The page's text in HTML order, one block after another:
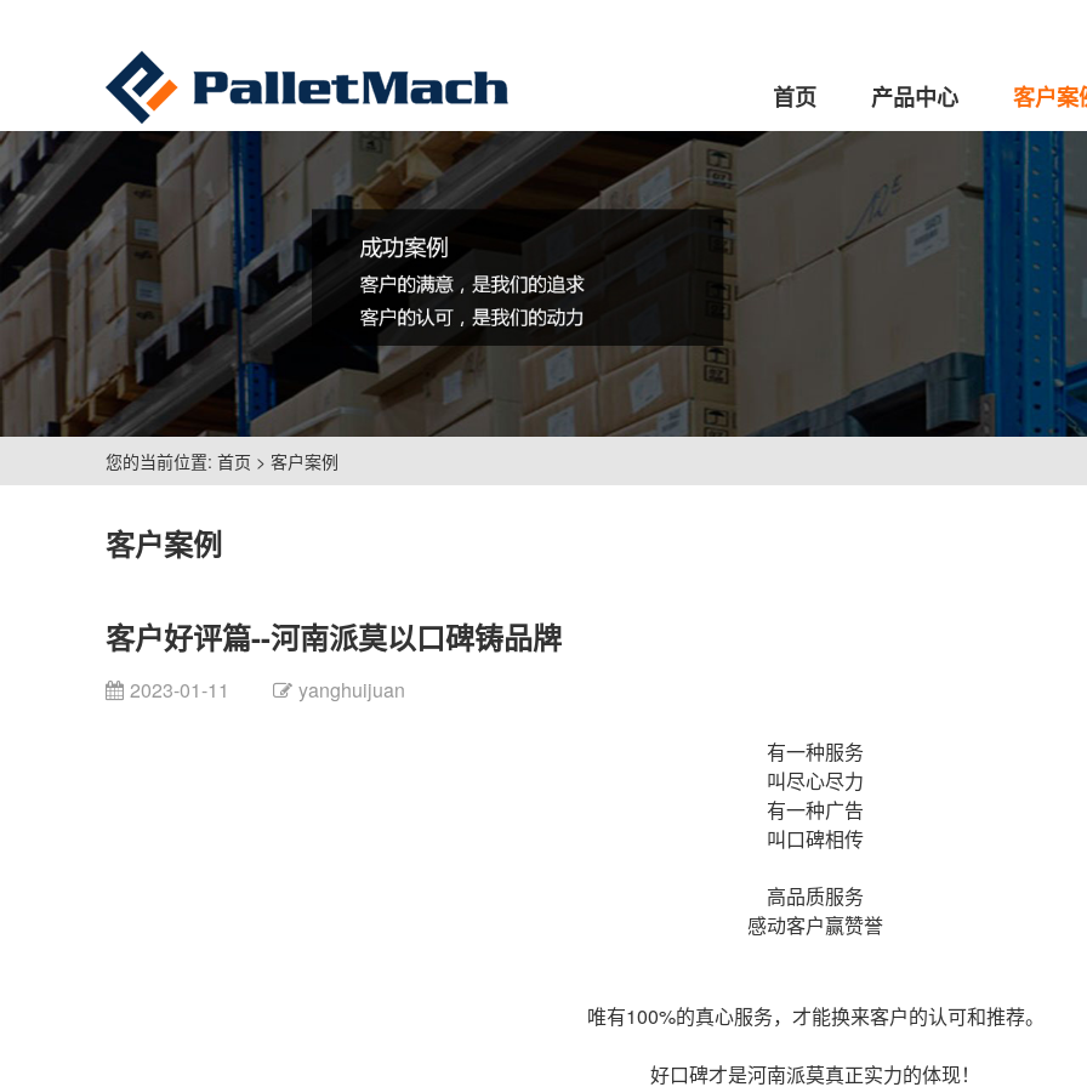
首页 产品中心 客户案
您的当前位置: 首页 > 客户案例
客户案例
客户好评篇--河南派莫以口碑铸品牌
2023-01-11 yanghuijuan
有一种服务
叫尽心尽力
有一种广告
叫口碑相传
高品质服务
感动客户赢赞誉
唯有100%的真心服务，才能换来客户的认可和推荐。
好口碑才是河南派莫真正实力的体现！